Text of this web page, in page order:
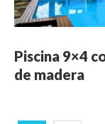
Piscina 9×4
de madera